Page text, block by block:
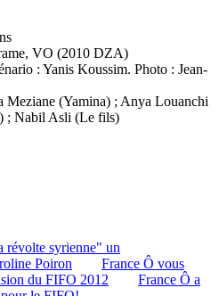
VO (2010 DZA)
: Yanis Koussim. Photo : Jean-
Meziane (Yamina) ; Anya Louanchi
; Nabil Asli (Le fils)
révolte syrienne" un
Poiron
France Ô vous
du FIFO 2012
France Ô a